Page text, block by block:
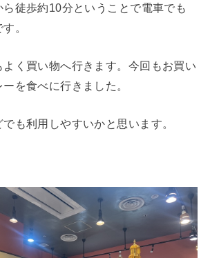
ら徒歩約10分ということで電車でも
。
く買い物へ行きます。今回もお買い
を食べに行きました。
も利用しやすいかと思います。